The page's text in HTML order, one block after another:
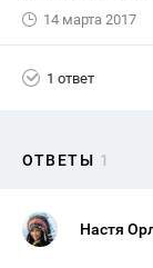
14 марта 2017
1 ответ
ОТВЕТЫ 1
Настя